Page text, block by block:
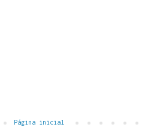
Página inicial